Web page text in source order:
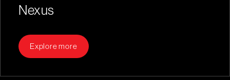
Nexus
Explore more